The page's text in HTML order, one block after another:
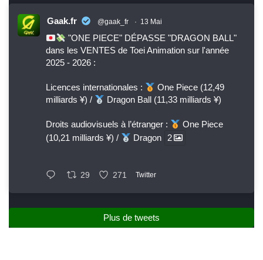
Gaak.fr @gaak_fr · 13 Mai
"ONE PIECE" DÉPASSE "DRAGON BALL"
dans les VENTES de Toei Animation sur l'année
2025 - 2026 :
Licences internationales :
One Piece (12,49
milliards ¥) /
Dragon Ball (11,33 milliards ¥)
Droits audiovisuels à l’étranger :
One Piece
(10,21 milliards ¥) /
Dragon 2
29 271 Twitter
Plus de tweets